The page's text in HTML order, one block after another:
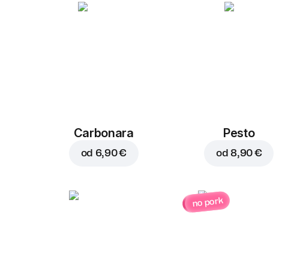
Carbonara
od 6,90 €
Pesto
od 8,90 €
no pork